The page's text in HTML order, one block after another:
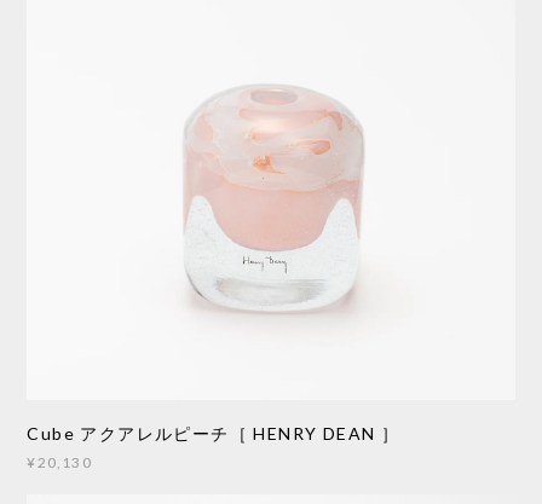
Cube アクアレルピーチ［ HENRY DEAN ］
¥20,130